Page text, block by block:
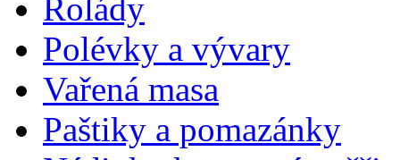
Rolády
Polévky a vývary
Vařená masa
Paštiky a pomazánky